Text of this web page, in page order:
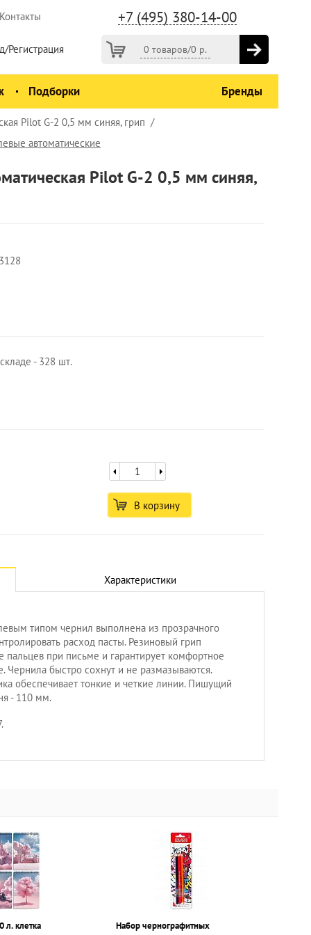
+7 (495) 380-14-00
Контакты
0 товаров/0 р.
Регистрация
Подборки Бренды
Pilot G-2 0,5 мм синяя, грип
автоматические
Pilot G-2 0,5 мм синяя,
- 328 шт.
В корзину
Характеристики
типом чернил выполнена из прозрачного
расход пасты. Резиновый грип
пальцев при письме и гарантирует комфортное
Чернила быстро сохнут и не размазываются.
обеспечивает тонкие и четкие линии. Пишущий
- 110 мм.
л. клетка
Набор чернографитных